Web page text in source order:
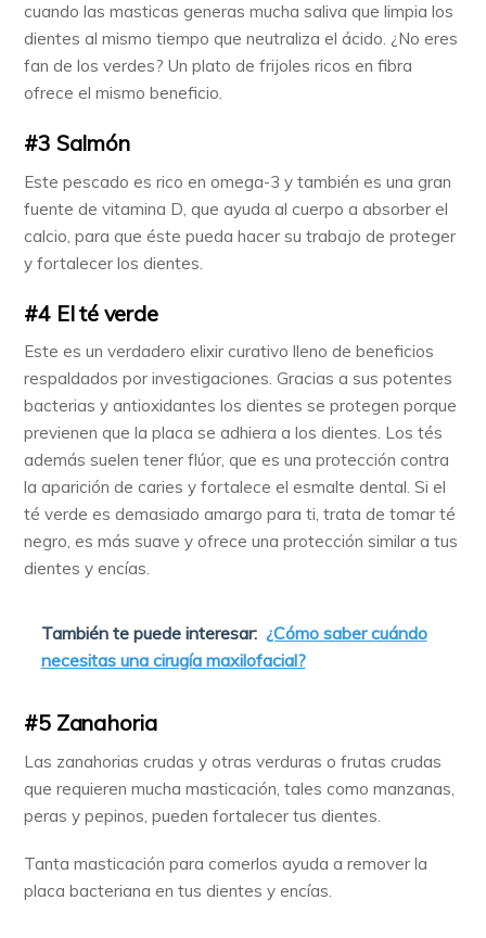
cuando las masticas generas mucha saliva que limpia los
dientes al mismo tiempo que neutraliza el ácido. ¿No eres
fan de los verdes? Un plato de frijoles ricos en fibra
ofrece el mismo beneficio.
#3 Salmón
Este pescado es rico en omega-3 y también es una gran
fuente de vitamina D, que ayuda al cuerpo a absorber el
calcio, para que éste pueda hacer su trabajo de proteger
y fortalecer los dientes.
#4 El té verde
Este es un verdadero elixir curativo lleno de beneficios
respaldados por investigaciones. Gracias a sus potentes
bacterias y antioxidantes los dientes se protegen porque
previenen que la placa se adhiera a los dientes. Los tés
además suelen tener flúor, que es una protección contra
la aparición de caries y fortalece el esmalte dental. Si el
té verde es demasiado amargo para ti, trata de tomar té
negro, es más suave y ofrece una protección similar a tus
dientes y encías.
También te puede interesar: ¿Cómo saber cuándo
necesitas una cirugía maxilofacial?
#5 Zanahoria
Las zanahorias crudas y otras verduras o frutas crudas
que requieren mucha masticación, tales como manzanas,
peras y pepinos, pueden fortalecer tus dientes.
Tanta masticación para comerlos ayuda a remover la
placa bacteriana en tus dientes y encías.